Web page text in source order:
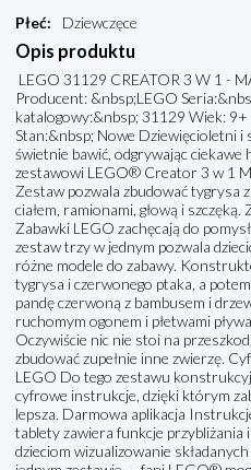
Płeć: Dziewczęce
Opis produktu
LEGO 31129 CREATOR 3 W 1 -
Producent: &nbsp;LEGO
katalogowy:&nbsp; 31129 Wiek:
Stan:&nbsp; Nowe Dziewięcioletni i
świetnie bawić, odgrywając
zestawowi LEGO® Creator 3 w 1
Zestaw pozwala zbudować tygrysa
ciałem, ramionami, głową i
Zabawki LEGO zachęcają do
zestaw trzy w jednym pozwala
różne modele do zabawy.
tygrysa i czerwonego ptaka, a
pandę czerwoną z bambusem i
ruchomym ogonem i płetwami
Oczywiście nic nie stoi na
zbudować zupełnie inne zwierzę.
LEGO Do tego zestawu
cyfrowe instrukcje, dzięki którym
lepsza. Darmowa aplikacja
tablety zawiera funkcje przybliżania
dzieciom wizualizowanie